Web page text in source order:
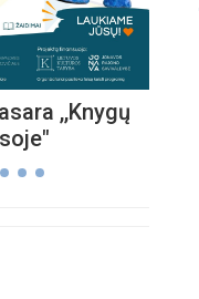
,,Knygų